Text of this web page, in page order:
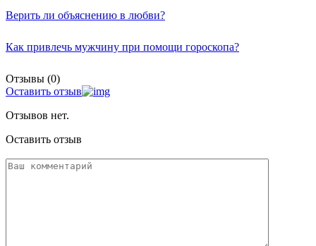
Верить ли объяснению в любви?
Как привлечь мужчину при помощи гороскопа?
Отзывы (0)
Оставить отзыв
Отзывов нет.
Оставить отзыв